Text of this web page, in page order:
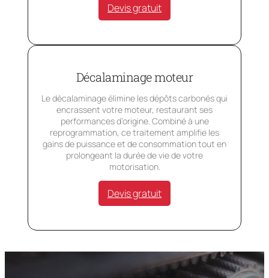
Devis gratuit
Décalaminage moteur
Le décalaminage élimine les dépôts carbonés qui
encrassent votre moteur, restaurant ses
performances d’origine. Combiné à une
reprogrammation, ce traitement amplifie les
gains de puissance et de consommation tout en
prolongeant la durée de vie de votre
motorisation.
Devis gratuit